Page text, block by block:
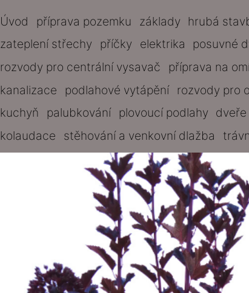
Úvod příprava pozemku základy hrubá
zateplení střechy
příčky elektrika posuvné
rozvody pro centrální vysavač
příprava na
kanalizace
podlahové vytápění rozvody pro
kuchyň
palubkování plovoucí podlahy
kolaudace
stěhování a venkovní dlažba